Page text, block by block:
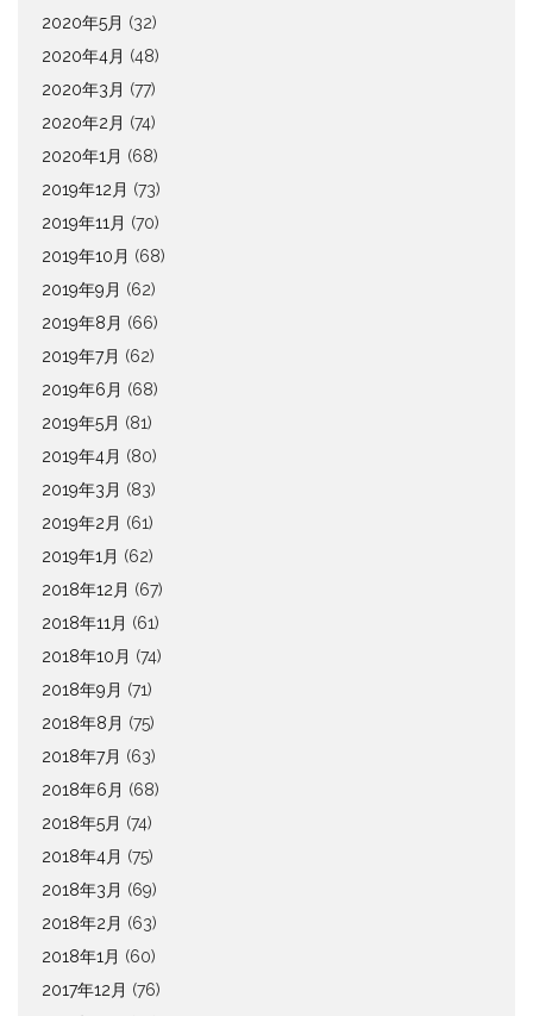
2020年5月 (32)
2020年4月 (48)
2020年3月 (77)
2020年2月 (74)
2020年1月 (68)
2019年12月 (73)
2019年11月 (70)
2019年10月 (68)
2019年9月 (62)
2019年8月 (66)
2019年7月 (62)
2019年6月 (68)
2019年5月 (81)
2019年4月 (80)
2019年3月 (83)
2019年2月 (61)
2019年1月 (62)
2018年12月 (67)
2018年11月 (61)
2018年10月 (74)
2018年9月 (71)
2018年8月 (75)
2018年7月 (63)
2018年6月 (68)
2018年5月 (74)
2018年4月 (75)
2018年3月 (69)
2018年2月 (63)
2018年1月 (60)
2017年12月 (76)